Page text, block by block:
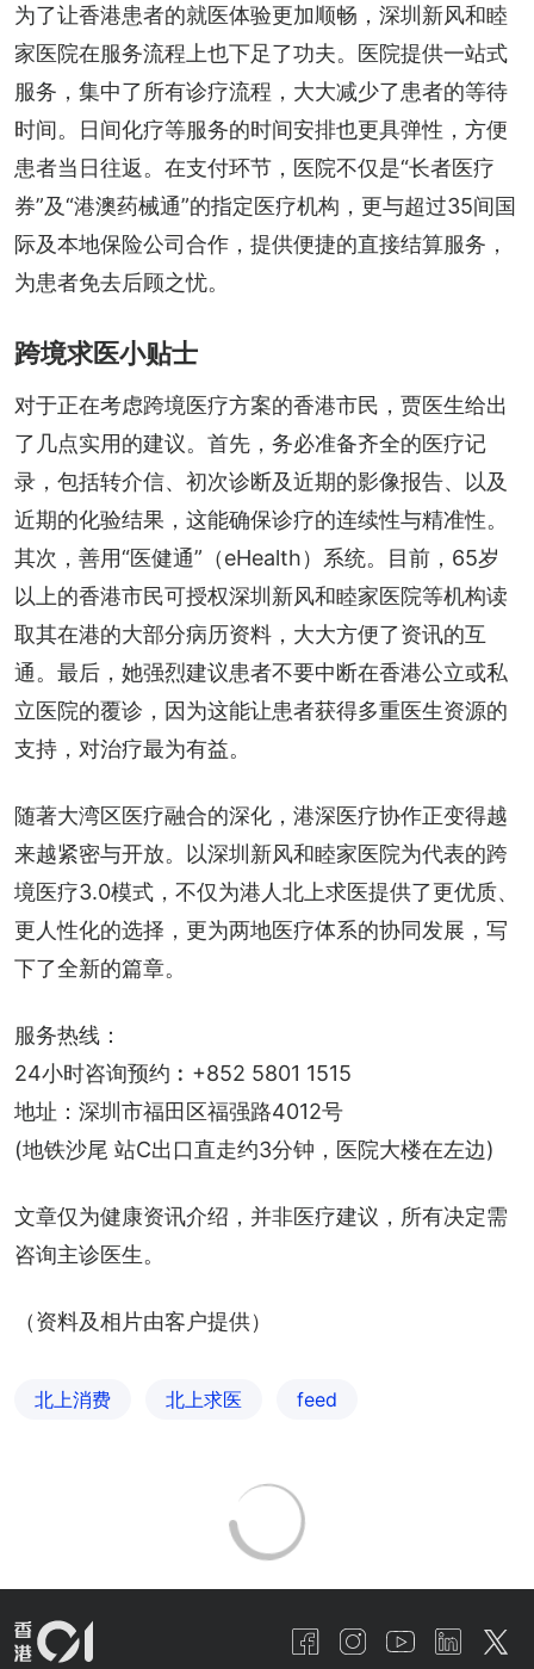
为了让香港患者的就医体验更加顺畅，深圳新风和睦
家医院在服务流程上也下足了功夫。医院提供一站式
服务，集中了所有诊疗流程，大大减少了患者的等待
时间。日间化疗等服务的时间安排也更具弹性，方便
患者当日往返。在支付环节，医院不仅是“长者医疗
券”及“港澳药械通”的指定医疗机构，更与超过35间国
际及本地保险公司合作，提供便捷的直接结算服务，
为患者免去后顾之忧。
跨境求医小贴士
对于正在考虑跨境医疗方案的香港市民，贾医生给出
了几点实用的建议。首先，务必准备齐全的医疗记
录，包括转介信、初次诊断及近期的影像报告、以及
近期的化验结果，这能确保诊疗的连续性与精准性。
其次，善用“医健通”（eHealth）系统。目前，65岁
以上的香港市民可授权深圳新风和睦家医院等机构读
取其在港的大部分病历资料，大大方便了资讯的互
通。最后，她强烈建议患者不要中断在香港公立或私
立医院的覆诊，因为这能让患者获得多重医生资源的
支持，对治疗最为有益。
随著大湾区医疗融合的深化，港深医疗协作正变得越
来越紧密与开放。以深圳新风和睦家医院为代表的跨
境医疗3.0模式，不仅为港人北上求医提供了更优质、
更人性化的选择，更为两地医疗体系的协同发展，写
下了全新的篇章。
服务热线：
24小时咨询预约︰+852 5801 1515
地址：深圳市福田区福强路4012号
(地铁沙尾 站C出口直走约3分钟，医院大楼在左边)
文章仅为健康资讯介绍，并非医疗建议，所有决定需
咨询主诊医生。
（资料及相片由客户提供）
北上消费 北上求医 feed